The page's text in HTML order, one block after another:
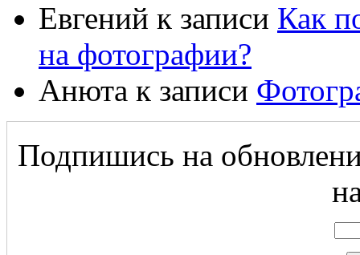
Евгений к записи Как
на фотографии?
Анюта к записи
Подпишись на